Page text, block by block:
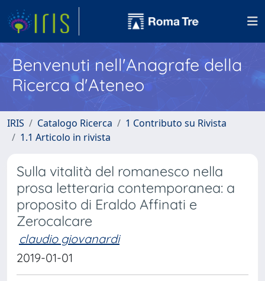
Benvenuti nell'Anagrafe della
Ricerca d'Ateneo
IRIS Catalogo Ricerca
1 Contributo su Rivista
1.1 Articolo in rivista
Sulla vitalità del romanesco nella
prosa letteraria contemporanea: a
proposito di Eraldo Affinati e
Zerocalcare
claudio giovanardi
2019-01-01